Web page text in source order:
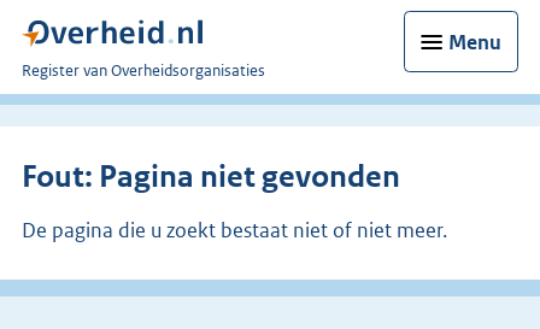
Menu
U
bent
Register van Overheidsorganisaties
Fout: Pagina niet gevonden
De pagina die u zoekt bestaat niet of niet meer.